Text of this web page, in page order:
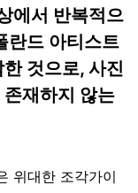
에서 반복적으
란드 아티스트
것으로, 사진
재하지 않는
위대한 조각가이